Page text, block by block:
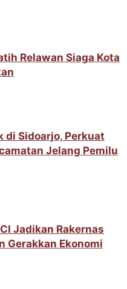
Relawan Siaga Kota
di Sidoarjo, Perkuat
Jelang Pemilu
Jadikan Rakernas
Gerakkan Ekonomi